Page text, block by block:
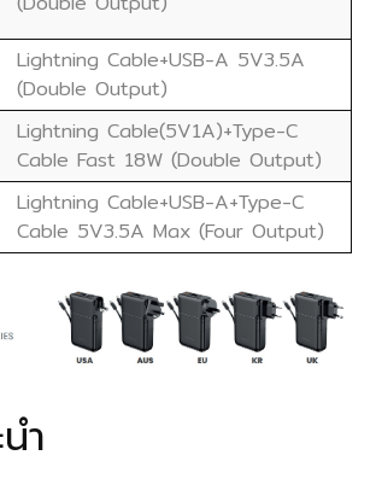
Lightning Cable+USB-A 5V3.5A
(Double Output)
Lightning Cable(5V1A)+Type-C
Cable Fast 18W (Double Output)
Lightning Cable+USB-A+Type-C
Cable 5V3.5A Max (Four Output)
ำ